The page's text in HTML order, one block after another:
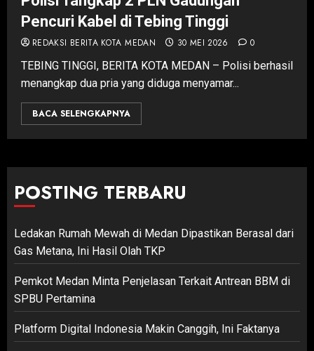
Pencuri Kabel di Tebing Tinggi
REDAKSI BERITA KOTA MEDAN 30 MEI 2026 0
TEBING TINGGI, BERITA KOTA MEDAN – Polisi berhasil
menangkap dua pria yang diduga menyamar...
BACA SELENGKAPNYA
POSTING TERBARU
Ledakan Rumah Mewah di Medan Dipastikan Berasal dari
Gas Metana, Ini Hasil Olah TKP
Pemkot Medan Minta Penjelasan Terkait Antrean BBM di
SPBU Pertamina
Platform Digital Indonesia Makin Canggih, Ini Faktanya